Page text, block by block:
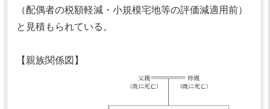
（配偶者の税額軽減・小規模宅地等の評価減適用前）
と見積もられている。
【親族関係図】